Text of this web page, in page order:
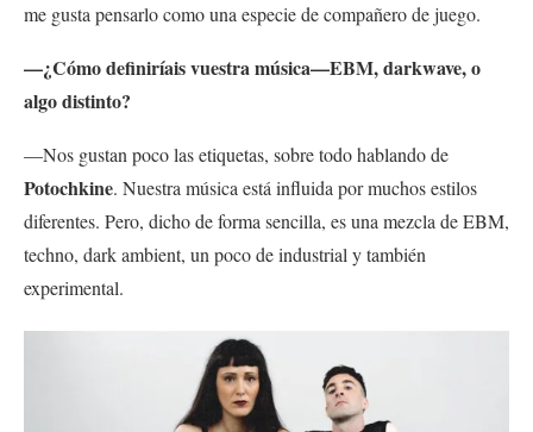
me gusta pensarlo como una especie de compañero de juego.
—¿Cómo definiríais vuestra música—EBM, darkwave, o
algo distinto?
—Nos gustan poco las etiquetas, sobre todo hablando de
Potochkine. Nuestra música está influida por muchos estilos
diferentes. Pero, dicho de forma sencilla, es una mezcla de EBM,
techno, dark ambient, un poco de industrial y también
experimental.